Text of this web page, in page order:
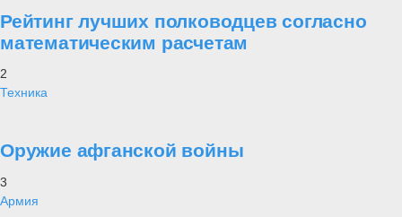
Рейтинг лучших полководцев согласно
математическим расчетам
2
Техника
Оружие афганской войны
3
Армия